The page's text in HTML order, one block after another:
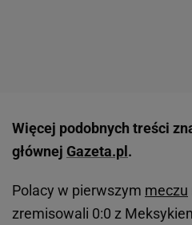
Więcej podobnych treści
głównej Gazeta.pl .
Polacy w pierwszym meczu
zremisowali 0:0 z